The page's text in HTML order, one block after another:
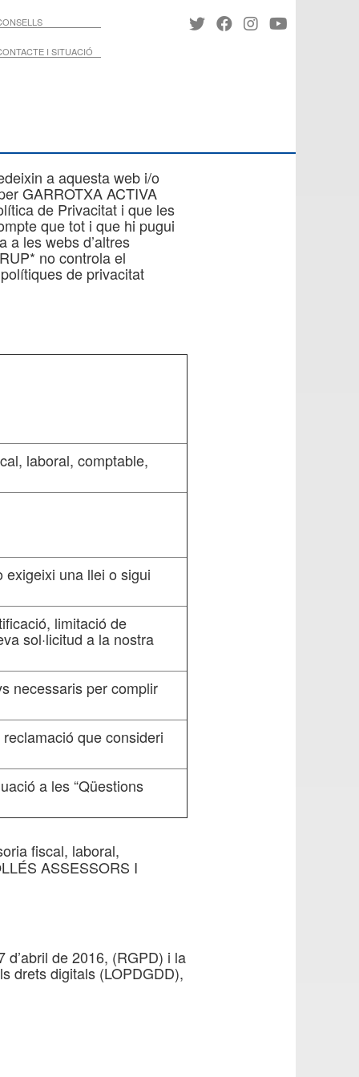
I SITUACIÓ
a aquesta web i/o
GARROTXA ACTIVA
de Privacitat i que les
que tot i que hi pugui
a les webs d’altres
no controla el
de privacitat
laboral, comptable,
una llei o sigui
limitació de
sol·licitud a la nostra
necessaris per complir
que consideri
a les “Qüestions
fiscal, laboral,
ASSESSORS I
de 2016, (RGPD) i la
drets digitals (LOPDGDD),